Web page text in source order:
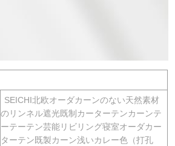
SEICHI北欧オーダカーンのない天然素材
のリンネル遮光既制カーターテンカーンテ
ーテーテン芸能リビリング寝室オーダカー
ターテン既製カーン浅いカレー色（打孔